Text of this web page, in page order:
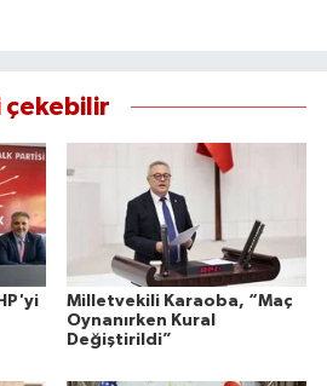
çekebilir
Milletvekili Karaoba, “Maç
Oynanırken Kural
Değiştirildi”